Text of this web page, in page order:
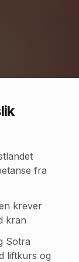
fra
krever
kran
Sotra
liftkurs og